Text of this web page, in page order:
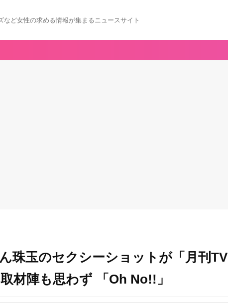
など女性の求める情報が集まるニュースサイト
珠玉のセクシーショットが「月刊TV
材陣も思わず 「Oh No!!」